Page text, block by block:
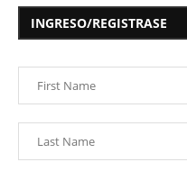
INGRESO/REGISTRASE